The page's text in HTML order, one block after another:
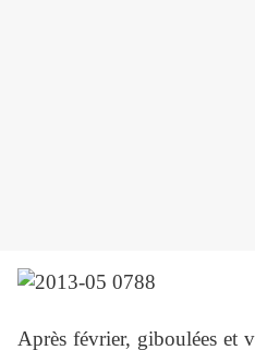
Après février, giboulées et